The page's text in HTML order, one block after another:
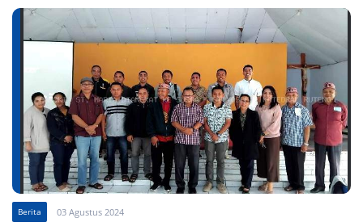
Berita 03 Agustus 2024